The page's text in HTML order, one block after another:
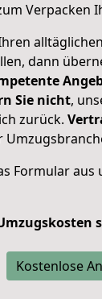
Verpacken
dann
Sie nicht,
zurück.
Formular aus
Kostenlose